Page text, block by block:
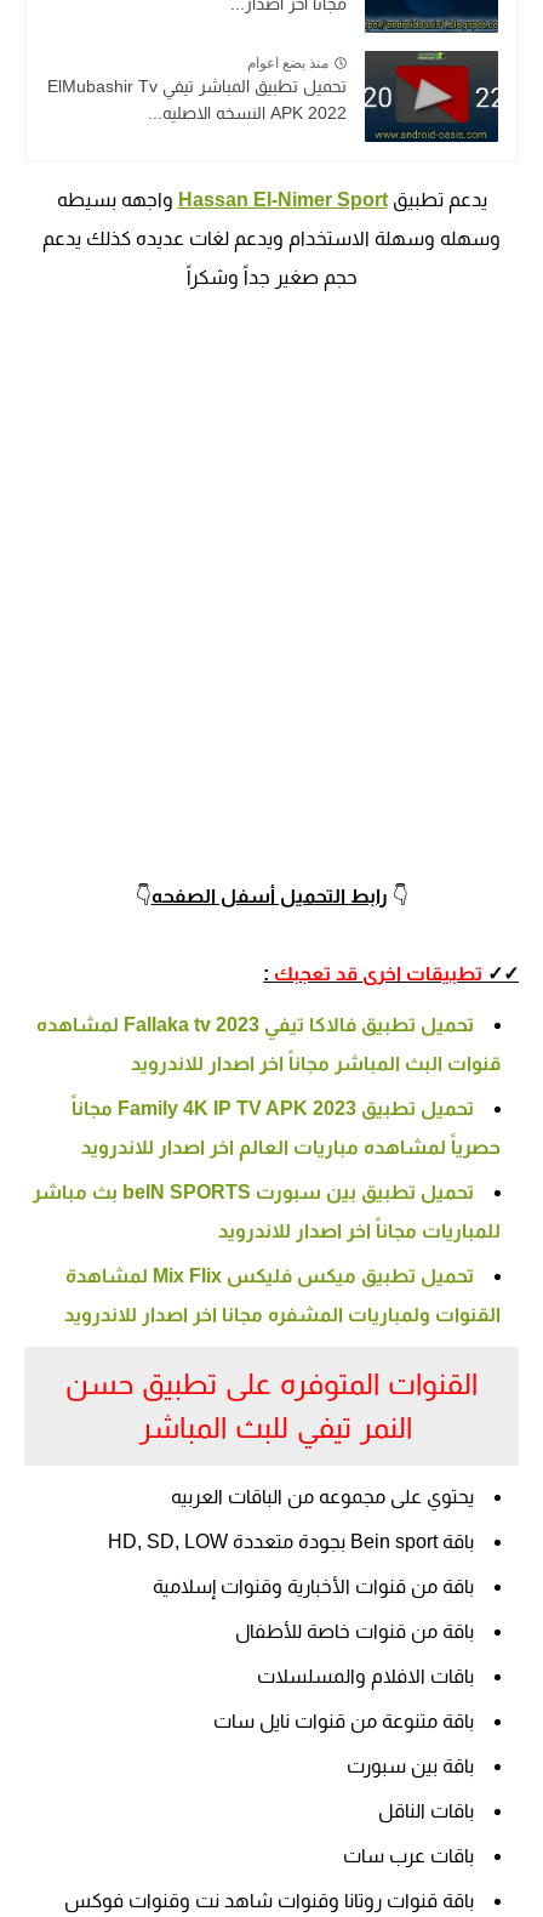
منذ بضع اعوام
تحميل تطبيق المباشر تيفي ElMubashir Tv
APK 2022 النسخه الاصليه...
يدعم تطبيقHassan El-Nimer Sport واجهه بسيطه
وسهله وسهلة الاستخدام ويدعم لغات عديده كذلك يدعم
حجم صغير جداً وشكراً
👇 رابط التحميل أسفل الصفحه👇
✓✓ تطبيقات اخرى قد تعجبك :
تحميل تطبيق فالاكا تيفي Fallaka tv 2023 لمشاهده
قنوات البث المباشر مجاناً اخر اصدار للاندرويد
تحميل تطبيق Family 4K IP TV APK 2023 مجاناً
حصرياً لمشاهده مباريات العالم اخر اصدار للاندرويد
تحميل تطبيق بين سبورت beIN SPORTS بث مباشر
للمباريات مجاناً اخر اصدار للاندرويد
تحميل تطبيق ميكس فليكس Mix Flix لمشاهدة
القنوات ولمباريات المشفره مجانا اخر اصدار للاندرويد
القنوات المتوفره على تطبيق حسن
النمر تيفي للبث المباشر
يحتوي على مجموعه من الباقات العربيه
باقة Bein sport بجودة متعددة HD, SD, LOW
باقة من قنوات الأخبارية وقنوات إسلامية
باقة من قنوات خاصة للأطفال
باقات الافلام والمسلسلات
باقة متنوعة من قنوات نايل سات
باقة بين سبورت
باقات الناقل
باقات عرب سات
باقة قنوات روتانا وقنوات شاهد نت وقنوات فوكس